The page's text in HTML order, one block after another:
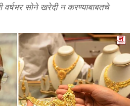
वर्षभर सोने खरेदी न करण्याबाबतचे